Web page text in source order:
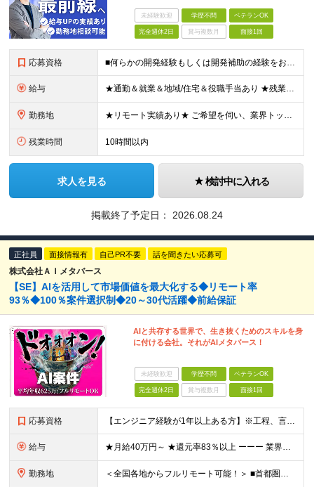
未経験歓迎 学歴不問 ベテランOK
完全週休2日 賞与複数月 面接1回
応募資格 ■何らかの開発経験もしくは開発補助の経験をお持ちの方 ■学歴不問 ★ブランクのある方、地方在住の方も大歓迎です！
給与 ★通勤＆就業＆地域/住宅＆役職手当あり ★残業代は全額支給 ★選べる給与制度あり！ ★東京・神奈川・千葉・埼玉勤務の場合 月給23.5万円～55万円＋諸手当 （残業代は全額支給） (20,000円の
勤務地 ★リモート実績あり★ ご希望を伺い、業界トップクラス約7,000件の取引事業所数、90,000件以上のプロジェクトから検討をいたします。 全国の取引先での就業となります（沖縄を除く） ※勤務地
残業時間 10時間以内
求人を見る 検討中に入れる
掲載終了予定日： 2026.08.24
正社員 面接情報有 自己PR不要 話を聞きたい応募可
株式会社ＡＩメタバース
【SE】AIを活用して市場価値を最大化する◆リモート率
93％◆100％案件選択制◆20～30代活躍◆前給保証
AIと共存する世界で、生き抜くためのスキルを身
に付ける会社。それがAIメタバース！
未経験歓迎 学歴不問 ベテランOK
完全週休2日 賞与複数月 面接1回
応募資格 【エンジニア経験が1年以上ある方】※工程、言語、領域、プロジェクト規模は問いません。 【必須条件】 ■エンジニア実務経験が1年以上ある方 ※工程、言語、領域、プロジェクト規模は問いません。 ※学歴不
給与 ★月給40万円～ ★還元率83％以上 ーーー 業界最高水準の還元率を実現。 単価連動型の透明な報酬設計により、最先端技術への挑戦がそのまま収入アップにつながります。 ※上記には固定残業代（30時
勤務地 ＜全国各地からフルリモート可能！＞ ■首都圏エリア（東京・神奈川・千葉・埼玉）・大阪・名古屋・福岡を中心とした全国各地のプロジェクト先に参画いただきます。 ※ご希望をお伺いした上で決定いたします ※転